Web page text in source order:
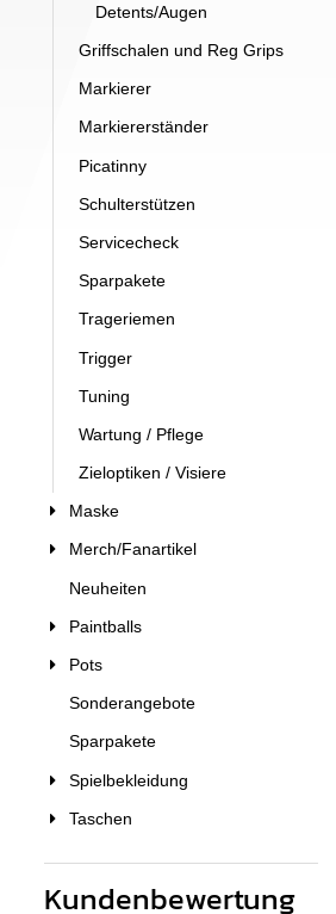
Detents/Augen
Griffschalen und Reg Grips
Markierer
Markiererständer
Picatinny
Schulterstützen
Servicecheck
Sparpakete
Trageriemen
Trigger
Tuning
Wartung / Pflege
Zieloptiken / Visiere
Maske
Merch/Fanartikel
Neuheiten
Paintballs
Pots
Sonderangebote
Sparpakete
Spielbekleidung
Taschen
Kundenbewertung